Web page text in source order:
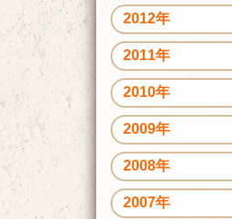
2012年
2011年
2010年
2009年
2008年
2007年